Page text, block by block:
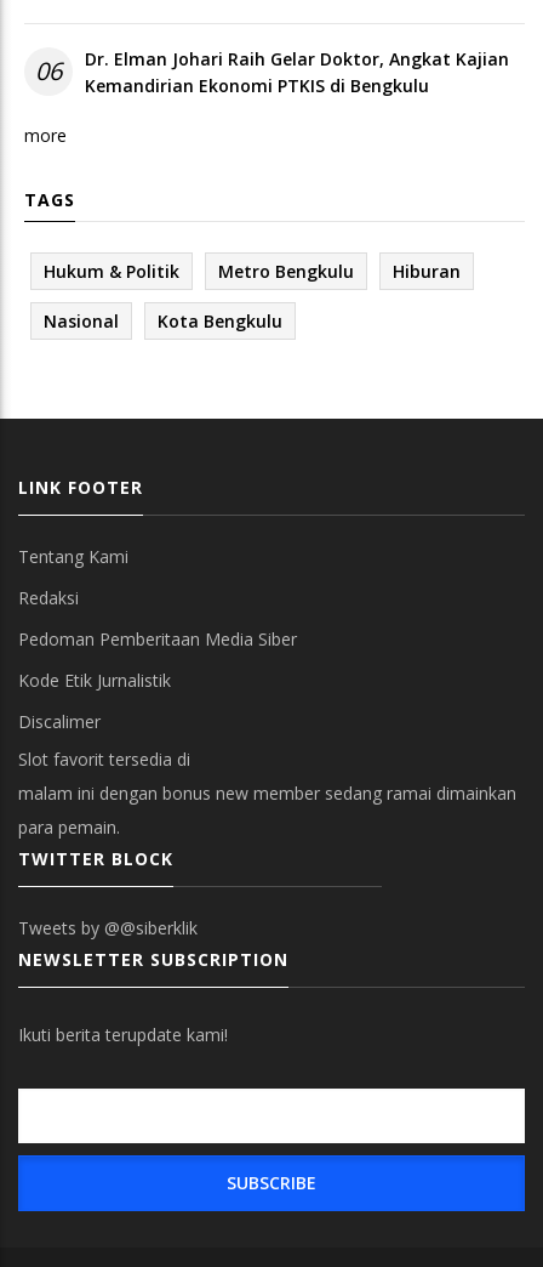
06
Dr. Elman Johari Raih Gelar Doktor, Angkat Kajian
Kemandirian Ekonomi PTKIS di Bengkulu
more
TAGS
Hukum & Politik Metro Bengkulu Hiburan
Nasional Kota Bengkulu
LINK FOOTER
Tentang Kami
Redaksi
Pedoman Pemberitaan Media Siber
Kode Etik Jurnalistik
Discalimer
Slot favorit tersedia di
malam ini dengan bonus new member sedang ramai dimainkan
para pemain.
TWITTER BLOCK
Tweets by @@siberklik
NEWSLETTER SUBSCRIPTION
Ikuti berita terupdate kami!